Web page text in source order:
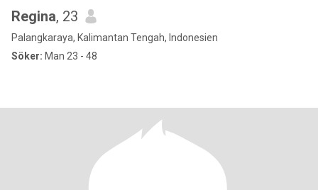
Regina, 23
Palangkaraya, Kalimantan Tengah, Indonesien
Söker: Man 23 - 48